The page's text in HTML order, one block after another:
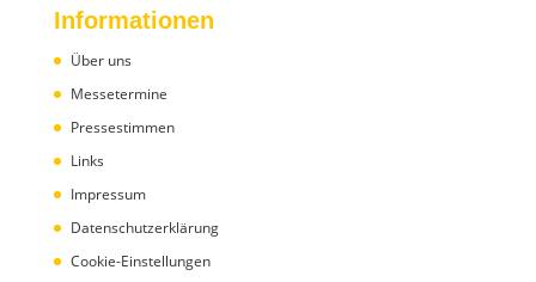
Informationen
Über uns
Messetermine
Pressestimmen
Links
Impressum
Datenschutzerklärung
Cookie-Einstellungen